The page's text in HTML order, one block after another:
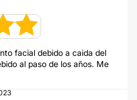
facial debido a caida del
al paso de los años. Me